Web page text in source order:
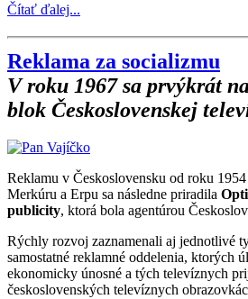
Čítať ďalej...
Reklama za socializmu
V roku 1967 sa prvýkrát
blok Československej
Reklamu v Československu od roku
Merkúru a Erpu sa následne priradila
publicity, ktorá bola agentúrou
Rýchly rozvoj zaznamenali aj jednotlivé
samostatné reklamné oddelenia, ktorých
ekonomicky únosné a tých televíznych
československých televíznych